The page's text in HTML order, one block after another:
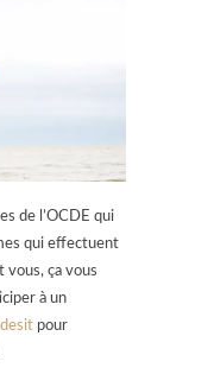
de l’OCDE qui
qui effectuent
vous, ça vous
à un
pour